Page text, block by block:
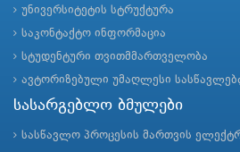
უნივერსიტეტის სტრუქტურა
საკონტაქტო ინფორმაცია
სტუდენტური თვითმმართველობა
ავტორიზებული უმაღლესი
სასარგებლო ბმულები
სასწავლო პროცესის მართვის